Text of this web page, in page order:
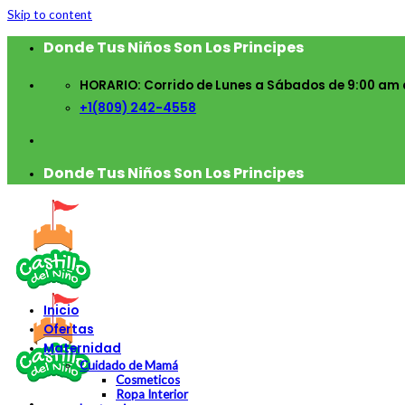
Skip to content
Donde Tus Niños Son Los Principes
HORARIO: Corrido de Lunes a Sábados de 9:00 am
+1(809) 242-4558
Donde Tus Niños Son Los Principes
Inicio
Ofertas
Maternidad
Cuidado de Mamá
Cosmeticos
Ropa Interior